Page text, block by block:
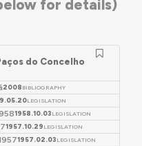
a Repartição Técnica
necessários -
instalação elétrica
- indispensáveis a
ano, a CMC
fornecimento das
Pero da Covilhã, que
premiando
primeira obra e
do Concelho à
deste conjunto
da arquitetura e do
Portugal.
for details)
do Concelho
2008 BIBLIOGRAPHY
LEGISLATION
1958.10.03 LEGISLATION
1957.10.29 LEGISLATION
1957.02.03 LEGISLATION